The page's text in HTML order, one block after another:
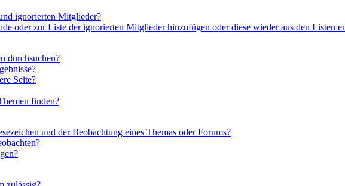
ignorierten Mitglieder?
oder zur Liste der ignorierten Mitglieder hinzufügen oder diese wieder aus den Listen
durchsuchen?
Seite?
finden?
und der Beobachtung eines Themas oder Forums?